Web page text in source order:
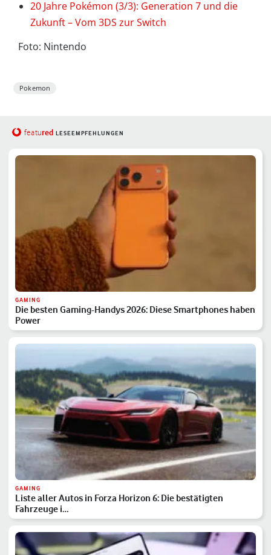
20 Jahre Pokémon (3/3): Generation 7 und die
Zukunft – Vom 3DS zur Switch
Foto: Nintendo
Pokemon
featured LESEEMPFEHLUNGEN
GAMING
Die besten Gaming-Handys 2026: Diese Smartphones haben
Power
GAMING
Liste aller Autos in Forza Horizon 6: Die bestätigten
Fahrzeuge i…